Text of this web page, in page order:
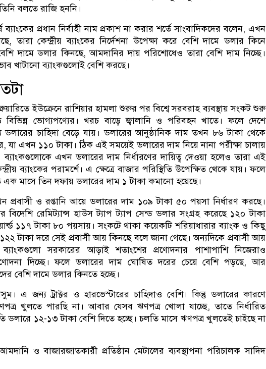
বলতে রাজি হননি।
ব্যাংকের প্রধান নির্বাহী নাম প্রকাশ না করার শর্তে সাংবাদিকদের বলেন, এখন
তারা কেন্দ্রীয় ব্যাংকের নির্দেশনা উপেক্ষা করে বেশি দামে ডলার কিনে
দামে ডলার কিনছে, আমদানির দায় পরিশোধেও তারা বেশি দাম নিচ্ছে।
খাটানো ব্যাংকগুলোই বেশি করছে।
ইউক্রেনে রাশিয়ার হামলা শুরুর পর বিশ্বে সরবরাহ ব্যবস্থায় সংকট শুরু
ভোগ্যপণ্যের। খরচ বাড়ে জ্বালানি ও পরিবহন খাতে। ফলে দেশে
চাহিদা বেড়ে যায়। ডলারের আনুষ্ঠানিক দাম তখন ৮৬ টাকা থেকে
যা এখন ১১০ টাকা। ঠিক এই সময়েই ডলারের দাম নিয়ে নানা পরীক্ষা চালায়
ব্যাংকগুলোকে এখন ডলারের দাম নির্ধারণের দায়িত্ব দেওয়া হলেও তারা এই
ব্যাংকের পরামর্শে। এ ক্ষেত্রে বাজার পরিস্থিতি উপেক্ষিত থেকে যায়। ফলে
এক মাসে তিন দফায় ডলারের দাম ১ টাকা কমানো হয়েছে।
প্রবাসী ও রপ্তানি আয়ে ডলারের দাম ১০৯ টাকা ৫০ পয়সা নির্ধারণ করছে।
বিদেশি রেমিট্যান্স হাউস ট্যাপ ট্যাপ সেন্ড ডলার সংগ্রহ করেছে ১২০ টাকা
১১৭ টাকা ৮০ পয়সায়। সংকটে থাকা কয়েকটি শরিয়াধারার ব্যাংক ও কিছু
টাকা দরে সেই প্রবাসী আয় কিনছে বলে জানা গেছে। অন্যদিকে প্রবাসী আয়
ব্যাংকগুলো সরকারের আড়াই শতাংশের প্রণোদনার পাশাপাশি নিজেরাও
দিচ্ছে। ফলে ডলারের দাম ঘোষিত দরের চেয়ে বেশি পড়ছে, আর
বেশি দামে ডলার কিনতে হচ্ছে।
এ জন্য ট্রাক্টর ও হারভেস্টারের চাহিদাও বেশি। কিন্তু ডলারের কারণে
খুলতে পারছি না। আবার যেসব ঋণপত্র খোলা যাচ্ছে, তাতে নির্ধারিত
ডলারে ১২-১৩ টাকা বেশি দিতে হচ্ছে। চলতি মাসে ঋণপত্র খুলতেই চাইছে না
ও বাজারজাতকারী প্রতিষ্ঠান মেটালের ব্যবস্থাপনা পরিচালক সাদিদ